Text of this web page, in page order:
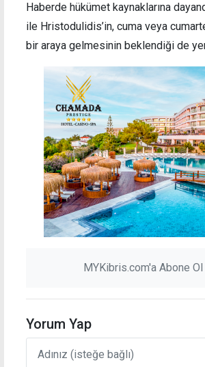
Haberde hükümet kaynaklarına
ile Hristodulidis’in, cuma veya
bir araya gelmesinin beklendiği de
MYKibris.com'a Abone Ol
Yorum Yap